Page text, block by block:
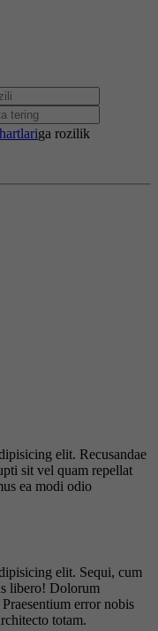
ga rozilik
elit. Recusandae
sit vel quam repellat
ea modi odio
elit. Sequi, cum
libero! Dolorum
error nobis
totam.